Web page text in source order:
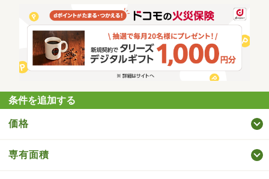
条件を追加する
価格
専有面積